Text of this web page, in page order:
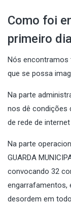
Como foi
primeiro
Nós encontramos
que se possa
Na parte
nos dê condições
de rede de
Na parte
GUARDA
convocando 32
engarrafamentos,
desordem em